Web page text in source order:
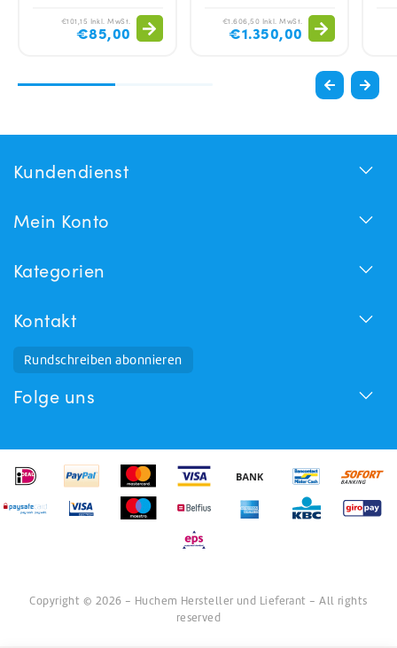
€101,15 Inkl. MwSt.
€85,00
€1.606,50 Inkl. MwSt.
€1.350,00
Kundendienst
Mein Konto
Kategorien
Kontakt
Rundschreiben abonnieren
Folge uns
Copyright © 2026 - Huchem Hersteller und Lieferant - All rights
reserved